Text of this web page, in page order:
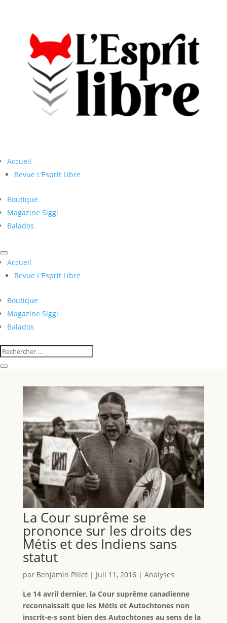
Accueil
Revue L’Esprit Libre
Boutique
Magazine Siggi
Balados
Accueil
Revue L’Esprit Libre
Boutique
Magazine Siggi
Balados
La Cour suprême se
prononce sur les droits des
Métis et des Indiens sans
statut
par Benjamin Pillet| Juil 11, 2016| Analyses
Le 14 avril dernier, la Cour suprême canadienne
reconnaissait que les Métis et Autochtones non
inscrit-e-s sont bien des Autochtones au sens de la